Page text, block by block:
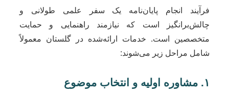
فرآیند انجام پایان‌نامه یک سفر علمی طولانی و
چالش‌برانگیز است که نیازمند راهنمایی و حمایت
متخصصین است. خدمات ارائه‌شده در گلستان معمولاً
شامل مراحل زیر می‌شوند:
۱. مشاوره اولیه و انتخاب موضوع